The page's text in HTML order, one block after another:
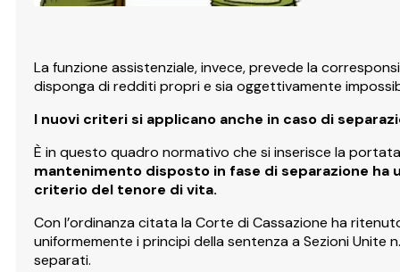
La funzione assistenziale, invece, prevede la
disponga di redditi propri e sia oggettivamente
I nuovi criteri si applicano anche in caso di
È in questo quadro normativo che si inserisce la
mantenimento disposto in fase di separazione ha
criterio del tenore di vita.
Con l’ordinanza citata la Corte di Cassazione ha
uniformemente i principi della sentenza a Sezioni
separati.